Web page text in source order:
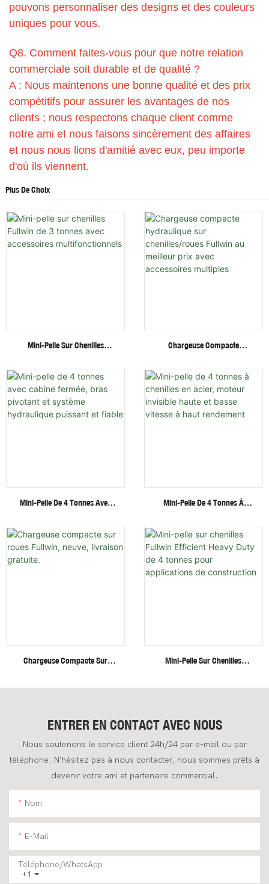
pouvons personnaliser des designs et des couleurs
uniques pour vous.
Q8. Comment faites-vous pour que notre relation
commerciale soit durable et de qualité ?
A : Nous maintenons une bonne qualité et des prix
compétitifs pour assurer les avantages de nos
clients ; nous respectons chaque client comme
notre ami et nous faisons sincèrement des affaires
et nous nous lions d'amitié avec eux, peu importe
d'où ils viennent.
Plus De Choix
Mini-Pelle Sur Chenilles
Accessoires Multifonctionnels
Chargeuse Compacte
Chenilles/roues Fullwin Au
Meilleur Prix Avec Accessoires
Multiples
Mini-Pelle De 4 Tonnes Avec
Et Système Hydraulique
Puissant Et Fiable
Mini-Pelle De 4 Tonnes À
Invisible Haute Et Basse
Vitesse À Haut Rendement
Chargeuse Compacte Sur
Livraison Gratuite.
Mini-Pelle Sur Chenilles
4 Tonnes Pour Applications De
ENTRER EN CONTACT AVEC NOUS
Nous soutenons le service client 24h/24 par e-mail ou par
téléphone. N'hésitez pas à nous contacter, nous sommes prêts à
devenir votre ami et partenaire commercial.
Nom
E-Mail
+1
Téléphone/WhatsApp